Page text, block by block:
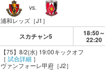
vs.
浦和レッズ ［J1］
スカチャン5 18:50～
22:20
【75】8/2(水) 19:00キックオフ
［試合詳細 ］
ヴァンフォーレ甲府 ［J2］